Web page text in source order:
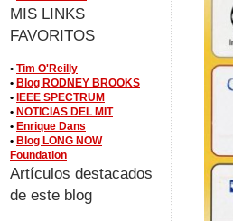
MIS LINKS
FAVORITOS
• Tim O'Reilly
• Blog RODNEY BROOKS
• IEEE SPECTRUM
• NOTICIAS DEL MIT
• Enrique Dans
• Blog LONG NOW
Foundation
Artículos destacados
de este blog